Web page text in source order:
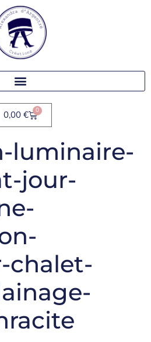
0,00 € 0
luminaire-
jour-
chalet-